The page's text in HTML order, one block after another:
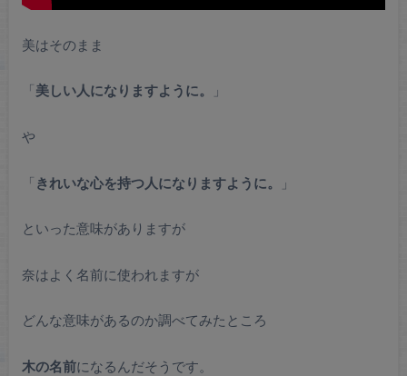
美はそのまま
「美しい人になりますように。 」
や
「 きれいな心を持つ人になりますように。 」
といった意味がありますが
奈はよく名前に使われますが
どんな意味があるのか調べてみたところ
木の名前になるんだそうです。